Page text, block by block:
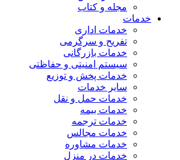
مجله و کتاب
خدمات
خدمات اداری
تفریح و سرگرمی
خدمات بازرگانی
سیستم امنیتی و حفاظتی
خدمات پخش و توزیع
سایر خدمات
خدمات حمل و نقل
خدمات بیمه
خدمات ترجمه
خدمات مجالس
خدمات مشاوره
خدمات در منزل